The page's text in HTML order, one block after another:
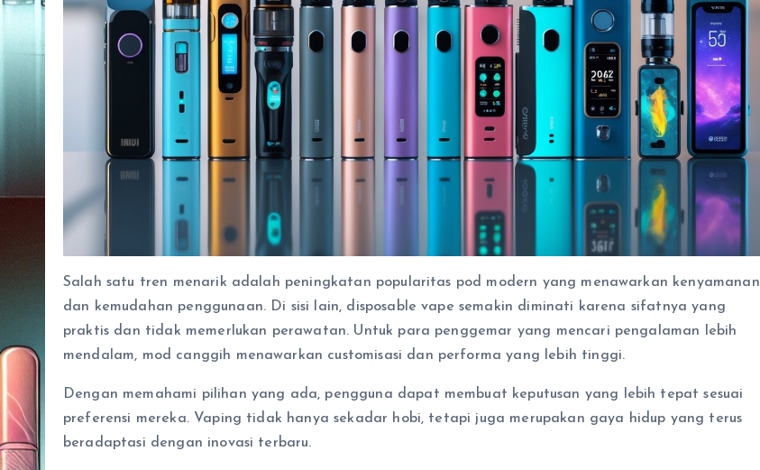
Salah satu tren menarik adalah peningkatan popularitas pod modern yang menawarkan kenyamanan
dan kemudahan penggunaan. Di sisi lain, disposable vape semakin diminati karena sifatnya yang
praktis dan tidak memerlukan perawatan. Untuk para penggemar yang mencari pengalaman lebih
mendalam, mod canggih menawarkan customisasi dan performa yang lebih tinggi.
Dengan memahami pilihan yang ada, pengguna dapat membuat keputusan yang lebih tepat sesuai
preferensi mereka. Vaping tidak hanya sekadar hobi, tetapi juga merupakan gaya hidup yang terus
beradaptasi dengan inovasi terbaru.